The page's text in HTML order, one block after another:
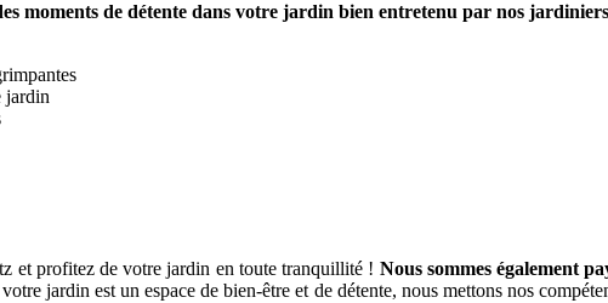
moments de détente dans votre jardin bien entretenu par nos
jardin
et profitez de votre jardin en toute tranquillité ! Nous sommes également
jardin est un espace de bien-être et de détente, nous mettons nos